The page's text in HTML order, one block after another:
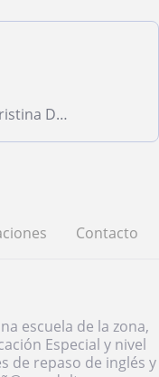
Sant Feliu de Guíxols, Santa Cristina D'Aro
Contacto
escuela de la zona,
Especial y nivel
de repaso de inglés y